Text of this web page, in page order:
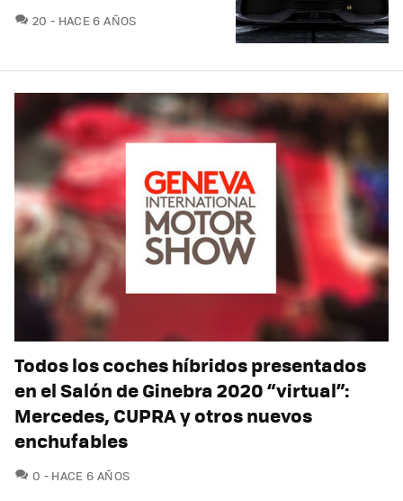
20 COMENTARIOS
HACE 6 AÑOS
Todos los coches híbridos presentados
en el Salón de Ginebra 2020 “virtual”:
Mercedes, CUPRA y otros nuevos
enchufables
0 COMENTARIOS
HACE 6 AÑOS